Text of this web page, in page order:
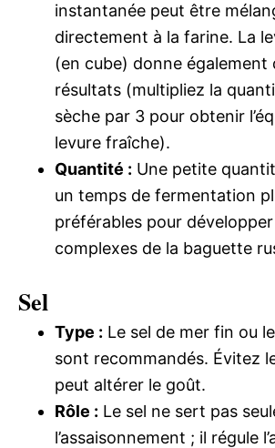
instantanée peut être
directement à la farine. La
(en cube) donne également
résultats (multipliez la
sèche par 3 pour obtenir
levure fraîche).
Quantité : Une petite
un temps de fermentation
préférables pour
complexes de la baguette
Sel
Type : Le sel de mer fin ou
sont recommandés. Évitez
peut altérer le goût.
Rôle : Le sel ne sert pas
l’assaisonnement ; il régule